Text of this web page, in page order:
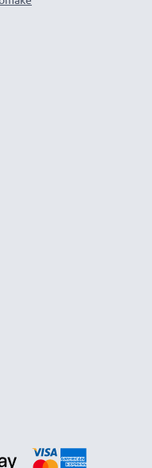
ja pitkäkestoisen
nyt, 3 vuoden